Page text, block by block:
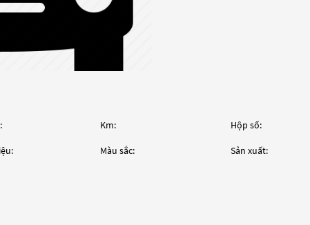
Km: Hộp số:
Màu sắc: Sản xuất: